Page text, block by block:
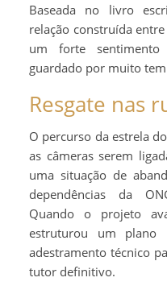
Baseada no livro
relação construída
um forte sentimento
guardado por muito
Resgate nas
O percurso da estrela
as câmeras serem
uma situação de
dependências da
Quando o projeto
estruturou um plano
adestramento técnico
tutor definitivo.